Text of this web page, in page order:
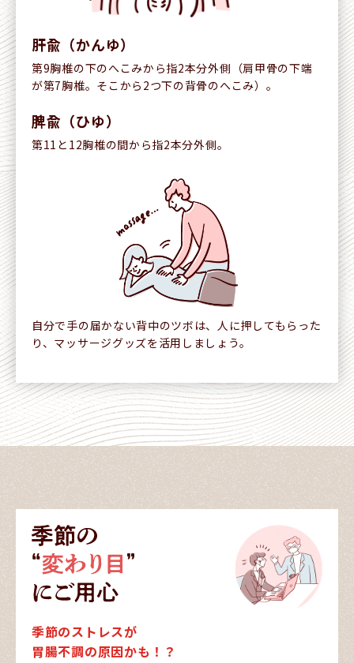
肝兪（かんゆ）
第9胸椎の下のへこみから指2本分外側（肩甲骨の下端
が第7胸椎。そこから2つ下の背骨のへこみ）。
脾兪（ひゆ）
第11と12胸椎の間から指2本分外側。
自分で手の届かない背中のツボは、人に押してもらった
り、マッサージグッズを活用しましょう。
季節のストレスが
胃腸不調の原因かも！？